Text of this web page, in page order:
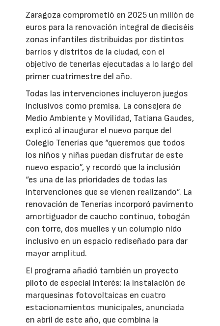
Zaragoza comprometió en 2025 un millón de
euros para la renovación integral de dieciséis
zonas infantiles distribuidas por distintos
barrios y distritos de la ciudad, con el
objetivo de tenerlas ejecutadas a lo largo del
primer cuatrimestre del año.
Todas las intervenciones incluyeron juegos
inclusivos como premisa. La consejera de
Medio Ambiente y Movilidad, Tatiana Gaudes,
explicó al inaugurar el nuevo parque del
Colegio Tenerías que “queremos que todos
los niños y niñas puedan disfrutar de este
nuevo espacio”, y recordó que la inclusión
“es una de las prioridades de todas las
intervenciones que se vienen realizando”. La
renovación de Tenerías incorporó pavimento
amortiguador de caucho continuo, tobogán
con torre, dos muelles y un columpio nido
inclusivo en un espacio rediseñado para dar
mayor amplitud.
El programa añadió también un proyecto
piloto de especial interés: la instalación de
marquesinas fotovoltaicas en cuatro
estacionamientos municipales, anunciada
en abril de este año, que combina la